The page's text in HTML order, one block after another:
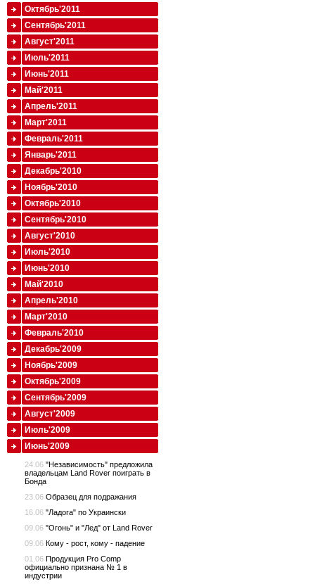
Октябрь'2011
Сентябрь'2011
Август'2011
Июль'2011
Июнь'2011
Май'2011
Апрель'2011
Март'2011
Февраль'2011
Январь'2011
Декабрь'2010
Ноябрь'2010
Октябрь'2010
Сентябрь'2010
Август'2010
Июль'2010
Июнь'2010
Май'2010
Апрель'2010
Март'2010
Февраль'2010
Декабрь'2009
Ноябрь'2009
Октябрь'2009
Сентябрь'2009
Август'2009
Июль'2009
Июнь'2009
24.06 "Независимость" предложила
владельцам Land Rover поиграть в
Бонда
23.06 Образец для подражания
16.06 "Ладога" по Украински
09.06 "Огонь" и "Лед" от Land Rover
09.06 Кому - рост, кому - падение
01.06 Продукция Pro Comp
официально признана № 1 в
индустрии